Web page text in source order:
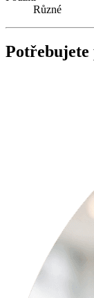
Různé